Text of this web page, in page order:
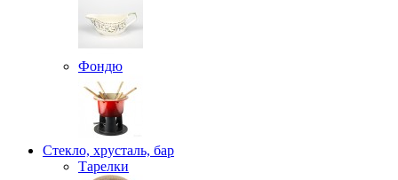
Фондю
Стекло, хрусталь, бар
Тарелки